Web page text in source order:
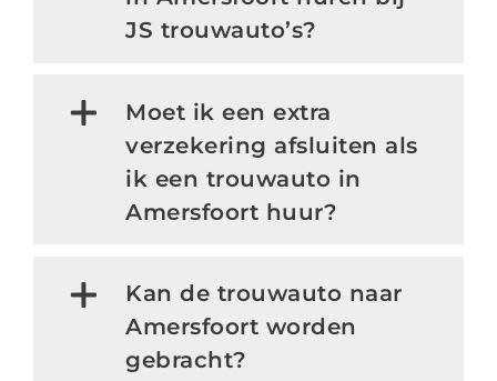
JS trouwauto’s?
Moet ik een extra
verzekering afsluiten als
ik een trouwauto in
Amersfoort huur?
Kan de trouwauto naar
Amersfoort worden
gebracht?